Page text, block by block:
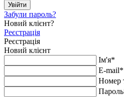
Увійти
Забули пароль?
Новий клієнт?
Реєстрація
Реєстрація
Новий клієнт
Ім'я*
E-mail*
Номер